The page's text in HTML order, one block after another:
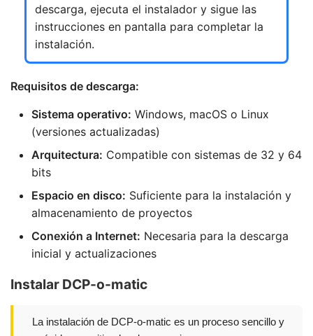
descarga, ejecuta el instalador y sigue las
instrucciones en pantalla para completar la
instalación.
Requisitos de descarga:
Sistema operativo: Windows, macOS o Linux
(versiones actualizadas)
Arquitectura: Compatible con sistemas de 32 y 64
bits
Espacio en disco: Suficiente para la instalación y
almacenamiento de proyectos
Conexión a Internet: Necesaria para la descarga
inicial y actualizaciones
Instalar DCP-o-matic
La instalación de DCP-o-matic es un proceso sencillo y